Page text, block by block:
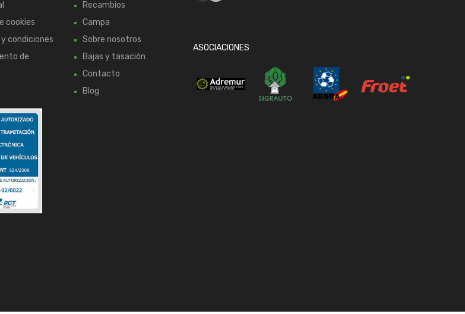
cookies
condiciones
de
Recambios
Campa
Sobre nosotros
Bajas y tasación
Contacto
Blog
ASOCIACIONES